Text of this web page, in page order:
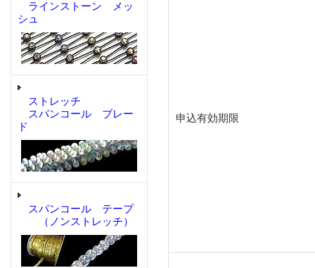
ラインストーン メッ
シュ
ストレッチ
スパンコール ブレー
ド
スパンコール テープ
（ノンストレッチ）
申込有効期限